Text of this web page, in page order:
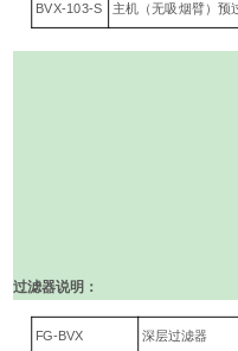
BVX-103-S 主机（无吸烟臂）预
过滤器说明：
FG-BVX 深层过滤器